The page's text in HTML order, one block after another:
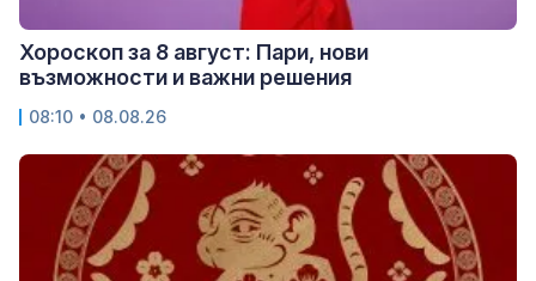
Хороскоп за 8 август: Пари, нови
възможности и важни решения
08:10 • 08.08.26